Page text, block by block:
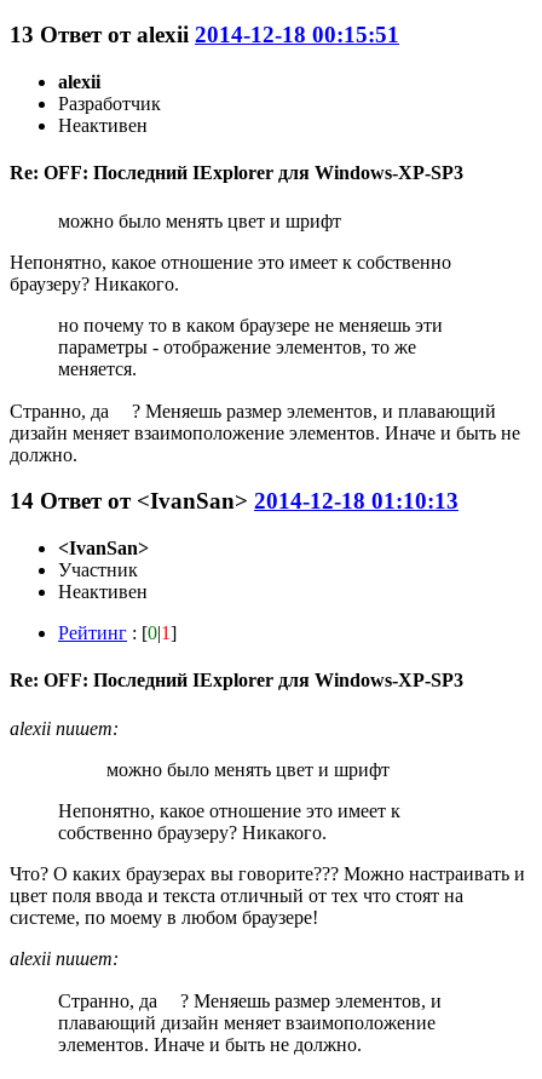
13 Ответ отalexii 2014-12-18 00:15:51
alexii
Разработчик
Неактивен
Re: OFF: Последний IExplorer для Windows-XP-SP3
можно было менять цвет и шрифт
Непонятно, какое отношение это имеет к собственно
браузеру? Никакого.
но почему то в каком браузере не меняешь эти
параметры - отображение элементов, то же
меняется.
Странно, да
? Меняешь размер элементов, и плавающий
дизайн меняет взаимоположение элементов. Иначе и быть не
должно.
14 Ответ от <IvanSan> 2014-12-18 01:10:13
<IvanSan>
Участник
Неактивен
Рейтинг : [0|1]
Re: OFF: Последний IExplorer для Windows-XP-SP3
alexii пишет:
можно было менять цвет и шрифт
Непонятно, какое отношение это имеет к
собственно браузеру? Никакого.
Что? О каких браузерах вы говорите??? Можно настраивать и
цвет поля ввода и текста отличный от тех что стоят на
системе, по моему в любом браузере!
alexii пишет:
Странно, да
? Меняешь размер элементов, и
плавающий дизайн меняет взаимоположение
элементов. Иначе и быть не должно.